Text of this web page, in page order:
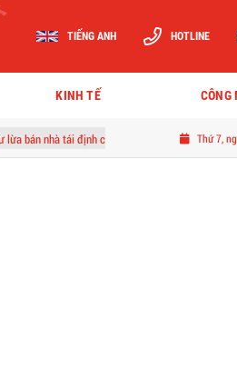
TIẾNG ANH HOTLINE
KINH TẾ CÔNG
định cư, chiếm đoạt hơn 2,1 tỷ đồng Thứ 7,